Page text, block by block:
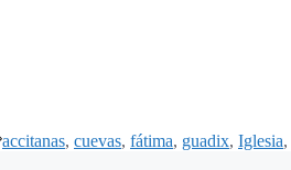
Etiquetas
accitanas, cuevas, fátima, guadix, Iglesia,